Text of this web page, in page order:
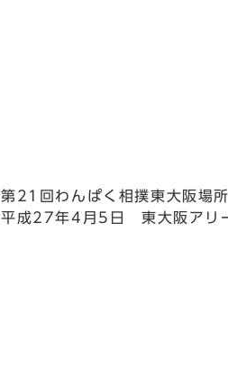
第21回わんぱく相撲東大阪場所
平成27年4月5日 東大阪アリ